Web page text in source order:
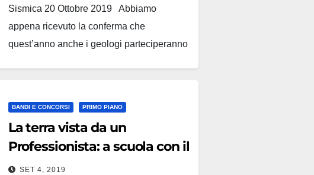
Sismica 20 Ottobre 2019 Abbiamo
appena ricevuto la conferma che
quest’anno anche i geologi parteciperanno
conservatori Fondazione Inarcassa Di
seguito alcuni documenti informativi:
Circolare C.N.I. con cui si comunica la
partecipazione…
BANDI E CONCORSI PRIMO PIANO
La terra vista da un
Professionista: a scuola con il
Geologo III edizione
SET 4, 2019